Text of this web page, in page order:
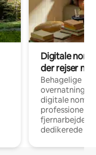
Digitale
der rejser
Behagelige
digitale
professionelle
fjernarbejde,
dedikerede